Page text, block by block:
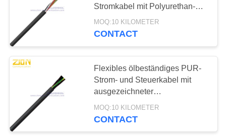
Kabel-Material
20
Stromkabel mit Polyurethan-
Jackett für Kalttemperatur-
Leistung
MOQ:10 KILOMETER
CONTACT
Flexibles ölbeständiges PUR-
Strom- und Steuerkabel mit
ausgezeichneter
Kältebeständigkeit
MOQ:10 KILOMETER
CONTACT